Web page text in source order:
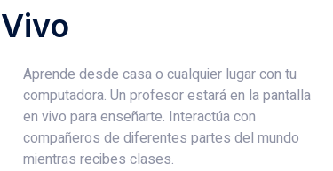
Vivo
Aprende desde casa o cualquier lugar con tu
computadora. Un profesor estará en la pantalla
en vivo para enseñarte. Interactúa con
compañeros de diferentes partes del mundo
mientras recibes clases.